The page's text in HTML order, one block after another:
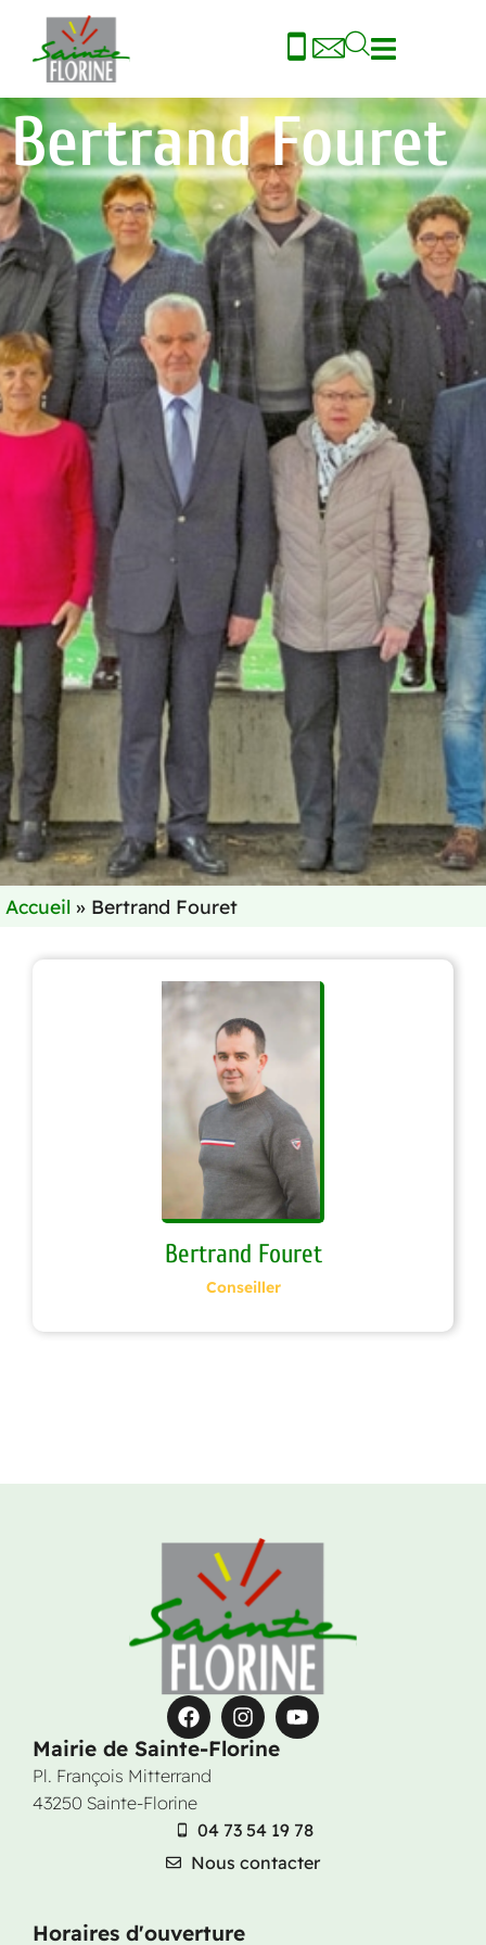
Bertrand Fouret
Accueil » Bertrand Fouret
Bertrand Fouret
Conseiller
Mairie de Sainte-Florine
Pl. François Mitterrand
43250 Sainte-Florine
04 73 54 19 78
Nous contacter
Horaires d'ouverture